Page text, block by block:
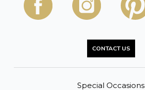
CONTACT US
Special Occasions